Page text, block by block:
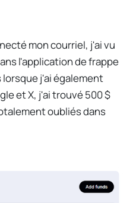
mon courriel, j'ai vu
l'application de frappe
lorsque j'ai également
et X, j'ai trouvé 500 $
oubliés dans